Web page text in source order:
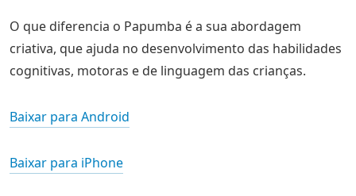
O que diferencia o Papumba é a sua abordagem
criativa, que ajuda no desenvolvimento das habilidades
cognitivas, motoras e de linguagem das crianças.
Baixar para Android
Baixar para iPhone